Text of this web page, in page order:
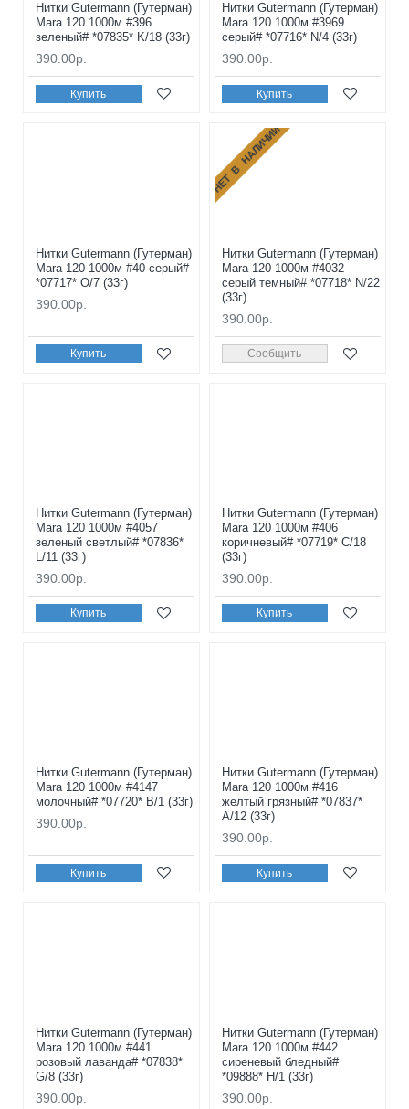
Нитки Gutermann (Гутерман)
Mara 120 1000м #396
зеленый# *07835* K/18 (33г)
390.00р.
Купить
Нитки Gutermann (Гутерман)
Mara 120 1000м #3969
серый# *07716* N/4 (33г)
390.00р.
Купить
Нитки Gutermann (Гутерман)
Mara 120 1000м #40 серый#
*07717* O/7 (33г)
390.00р.
Купить
НЕТ В НАЛИЧИИ
Нитки Gutermann (Гутерман)
Mara 120 1000м #4032
серый темный# *07718* N/22
(33г)
390.00р.
Сообщить
Нитки Gutermann (Гутерман)
Mara 120 1000м #4057
зеленый светлый# *07836*
L/11 (33г)
390.00р.
Купить
Нитки Gutermann (Гутерман)
Mara 120 1000м #406
коричневый# *07719* C/18
(33г)
390.00р.
Купить
Нитки Gutermann (Гутерман)
Mara 120 1000м #4147
молочный# *07720* B/1 (33г)
390.00р.
Купить
Нитки Gutermann (Гутерман)
Mara 120 1000м #416
желтый грязный# *07837*
A/12 (33г)
390.00р.
Купить
Нитки Gutermann (Гутерман)
Mara 120 1000м #441
розовый лаванда# *07838*
G/8 (33г)
390.00р.
Нитки Gutermann (Гутерман)
Mara 120 1000м #442
сиреневый бледный#
*09888* H/1 (33г)
390.00р.